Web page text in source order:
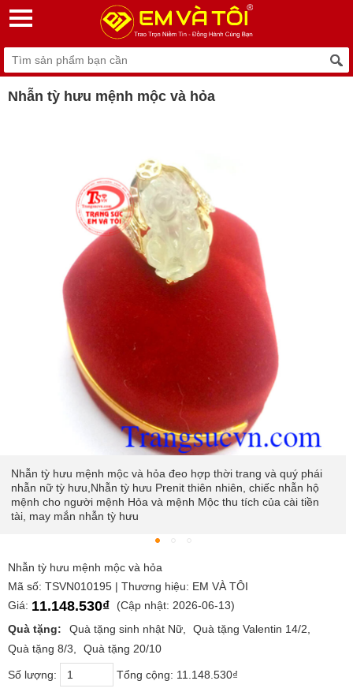
Nhẫn tỳ hưu mệnh mộc và hỏa
Nhẫn tỳ hưu mệnh mộc và hỏa đeo hợp thời trang và quý phái
nhẫn nữ tỳ hưu,Nhẫn tỳ hưu Prenit thiên nhiên, chiếc nhẫn hộ
mệnh cho người mệnh Hỏa và mệnh Mộc thu tích của cài tiền
tài, may mắn nhẫn tỳ hưu
Nhẫn tỳ hưu mệnh mộc và hỏa
Mã số: TSVN010195 | Thương hiệu: EM VÀ TÔI
Giá: 11.148.530₫
(Cập nhật: 2026-06-13)
Quà tặng:
Quà tặng sinh nhật Nữ
Quà tặng Valentin 14/2
Quà tặng 8/3
Quà tặng 20/10
Số lượng: Tổng cộng: 11.148.530₫